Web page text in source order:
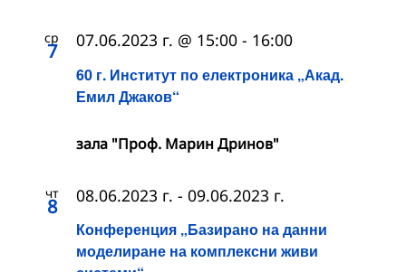
ср
7
60 г. Институт по електроника „Акад.
Емил Джаков“
07.06.2023 г. @ 15:00 - 16:00
зала "Проф. Марин Дринов"
чт
8
Конференция „Базирано на данни
моделиране на комплексни живи
08.06.2023 г. - 09.06.2023 г.